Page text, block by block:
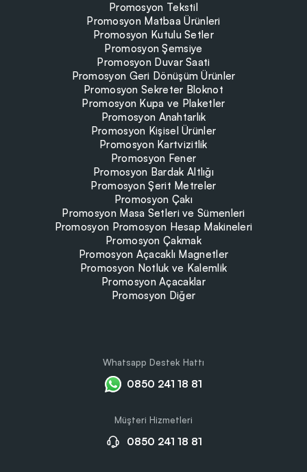
Promosyon Tekstil
Promosyon Matbaa Ürünleri
Promosyon Kutulu Setler
Promosyon Şemsiye
Promosyon Duvar Saati
Promosyon Geri Dönüşüm Ürünler
Promosyon Sekreter Bloknot
Promosyon Kupa ve Plaketler
Promosyon Anahtarlık
Promosyon Kişisel Ürünler
Promosyon Kartvizitlik
Promosyon Fener
Promosyon Bardak Altlığı
Promosyon Şerit Metreler
Promosyon Çakı
Promosyon Masa Setleri ve Sümenleri
Promosyon Promosyon Hesap Makineleri
Promosyon Çakmak
Promosyon Açacaklı Magnetler
Promosyon Notluk ve Kalemlik
Promosyon Açacaklar
Promosyon Diğer
Whatsapp Destek Hattı
0850 241 18 81
Müşteri Hizmetleri
0850 241 18 81